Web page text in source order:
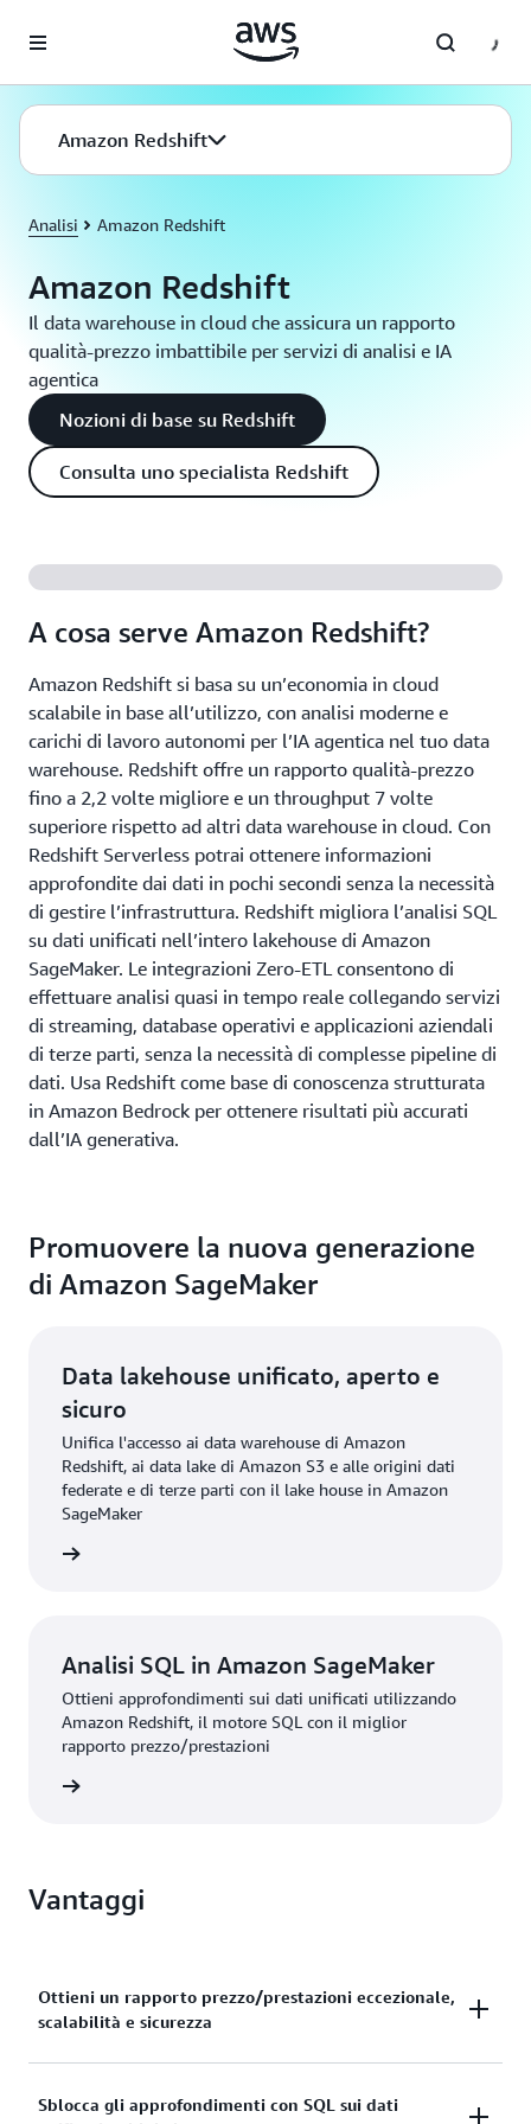
Amazon Redshift
Analisi Amazon Redshift
Amazon Redshift
Il data warehouse in cloud che assicura un rapporto
qualità-prezzo imbattibile per servizi di analisi e IA
agentica
Nozioni di base su Redshift
Consulta uno specialista Redshift
A cosa serve Amazon Redshift?
Amazon Redshift si basa su un’economia in cloud
scalabile in base all’utilizzo, con analisi moderne e
carichi di lavoro autonomi per l’IA agentica nel tuo data
warehouse. Redshift offre un rapporto qualità-prezzo
fino a 2,2 volte migliore e un throughput 7 volte
superiore rispetto ad altri data warehouse in cloud. Con
Redshift Serverless potrai ottenere informazioni
approfondite dai dati in pochi secondi senza la necessità
di gestire l’infrastruttura. Redshift migliora l’analisi SQL
su dati unificati nell’intero lakehouse di Amazon
SageMaker. Le integrazioni Zero-ETL consentono di
effettuare analisi quasi in tempo reale collegando servizi
di streaming, database operativi e applicazioni aziendali
di terze parti, senza la necessità di complesse pipeline di
dati. Usa Redshift come base di conoscenza strutturata
in Amazon Bedrock per ottenere risultati più accurati
dall’IA generativa.
Promuovere la nuova generazione
di Amazon SageMaker
Data lakehouse unificato, aperto e
sicuro
Unifica l'accesso ai data warehouse di Amazon
Redshift, ai data lake di Amazon S3 e alle origini dati
federate e di terze parti con il lake house in Amazon
SageMaker
Analisi SQL in Amazon SageMaker
Ottieni approfondimenti sui dati unificati utilizzando
Amazon Redshift, il motore SQL con il miglior
rapporto prezzo/prestazioni
Vantaggi
Ottieni un rapporto prezzo/prestazioni eccezionale,
scalabilità e sicurezza
Ottieni un rapporto qualità-prezzo fino a 2,2 volte
Sblocca gli approfondimenti con SQL sui dati